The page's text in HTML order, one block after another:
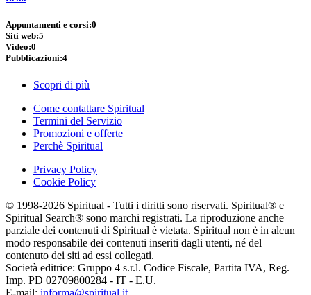
Appuntamenti e corsi:0
Siti web:5
Video:0
Pubblicazioni:4
Scopri di più
Come contattare Spiritual
Termini del Servizio
Promozioni e offerte
Perchè Spiritual
Privacy Policy
Cookie Policy
© 1998-2026 Spiritual - Tutti i diritti sono riservati. Spiritual® e
Spiritual Search® sono marchi registrati. La riproduzione anche
parziale dei contenuti di Spiritual è vietata. Spiritual non è in alcun
modo responsabile dei contenuti inseriti dagli utenti, né del
contenuto dei siti ad essi collegati.
Società editrice: Gruppo 4 s.r.l. Codice Fiscale, Partita IVA, Reg.
Imp. PD 02709800284 - IT - E.U.